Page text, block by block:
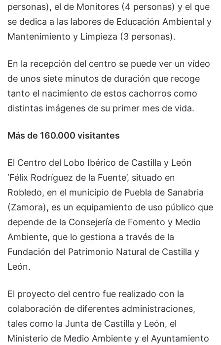
personas), el de Monitores (4 personas) y el que
se dedica a las labores de Educación Ambiental y
Mantenimiento y Limpieza (3 personas).
En la recepción del centro se puede ver un vídeo
de unos siete minutos de duración que recoge
tanto el nacimiento de estos cachorros como
distintas imágenes de su primer mes de vida.
Más de 160.000 visitantes
El Centro del Lobo Ibérico de Castilla y León
‘Félix Rodríguez de la Fuente’, situado en
Robledo, en el municipio de Puebla de Sanabria
(Zamora), es un equipamiento de uso público que
depende de la Consejería de Fomento y Medio
Ambiente, que lo gestiona a través de la
Fundación del Patrimonio Natural de Castilla y
León.
El proyecto del centro fue realizado con la
colaboración de diferentes administraciones,
tales como la Junta de Castilla y León, el
Ministerio de Medio Ambiente y el Ayuntamiento